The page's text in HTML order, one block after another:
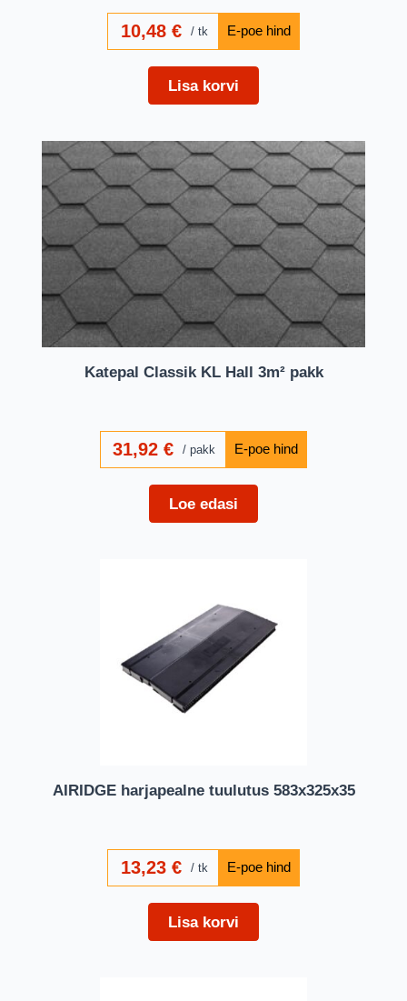
10,48 € tk
Lisa korvi
Katepal Classik KL Hall 3m² pakk
31,92€ pakk
Loe edasi
AIRIDGE harjapealne tuulutus 583x325x35
13,23 € tk
Lisa korvi